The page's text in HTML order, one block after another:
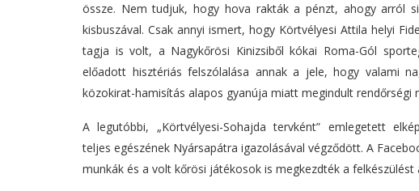
össze. Nem tudjuk, hogy hova rakták a pénzt, ahogy arról
kisbuszával. Csak annyi ismert, hogy Körtvélyesi Attila helyi
tagja is volt, a Nagykőrösi Kinizsiből kókai Roma-Gól
előadott hisztériás felszólalása annak a jele, hogy valami
közokirat-hamisítás alapos gyanúja miatt megindult rendőrségi
A legutóbbi, „Körtvélyesi-Sohajda tervként” emlegetett
teljes egészének Nyársapátra igazolásával végződött. A
munkák és a volt kőrösi játékosok is megkezdték a felkészülést